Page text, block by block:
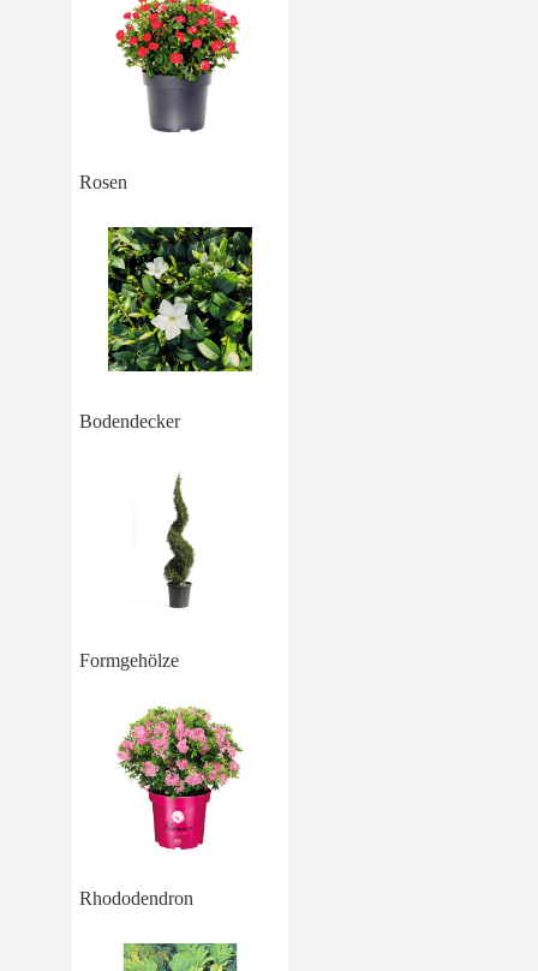
Rosen
Bodendecker
Formgehölze
Rhododendron